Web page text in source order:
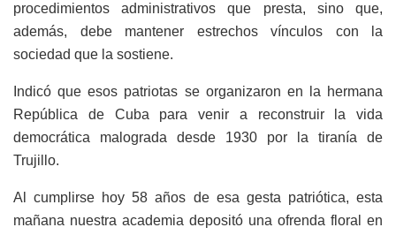
procedimientos administrativos que presta, sino que,
además, debe mantener estrechos vínculos con la
sociedad que la sostiene.
Indicó que esos patriotas se organizaron en la hermana
República de Cuba para venir a reconstruir la vida
democrática malograda desde 1930 por la tiranía de
Trujillo.
Al cumplirse hoy 58 años de esa gesta patriótica, esta
mañana nuestra academia depositó una ofrenda floral en